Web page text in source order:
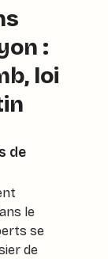
:
loi
de
le
se
de
consentement